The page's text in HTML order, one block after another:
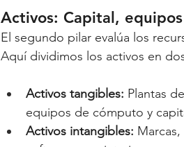
Activos: Capital,
El segundo pilar evalúa los
Aquí dividimos los activos en
Activos tangibles: Plantas
equipos de cómputo y
Activos intangibles: